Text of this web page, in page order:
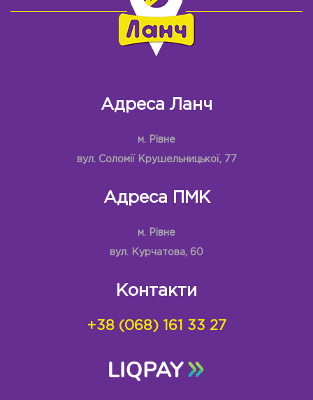
Адреса Ланч
м. Рівне
вул. Соломії Крушельницької, 77
Адреса ПМК
м. Рівне
вул. Курчатова, 60
Контакти
+38 (068) 161 33 27